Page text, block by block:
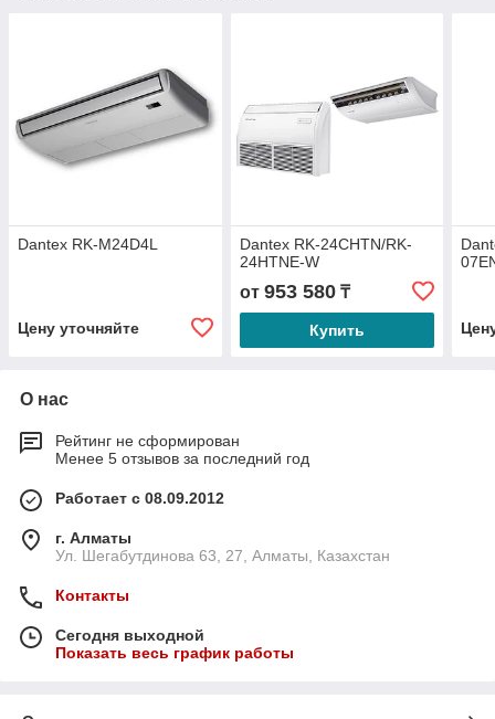
Dantex RK-M24D4L
Цену уточняйте
Dantex RK-24CHTN/RK-
24HTNE-W
от 953 580₸
Купить
О нас
Рейтинг не сформирован
Менее 5 отзывов за последний год
Работает с 08.09.2012
г. Алматы
Ул. Шегабутдинова 63, 27, Алматы, Казахстан
Контакты
Сегодня выходной
Показать весь график работы